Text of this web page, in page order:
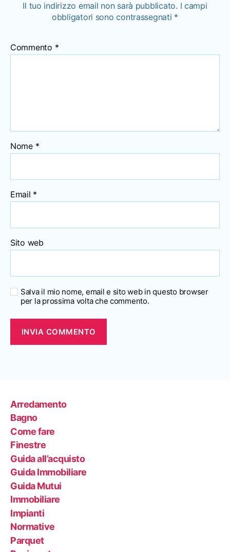
Il tuo indirizzo email non sarà pubblicato. I campi
obbligatori sono contrassegnati *
Commento *
Nome *
Email *
Sito web
Salva il mio nome, email e sito web in questo browser
per la prossima volta che commento.
Arredamento
Bagno
Come fare
Finestre
Guida all’acquisto
Guida Immobiliare
Guida Mutui
Immobiliare
Impianti
Normative
Parquet